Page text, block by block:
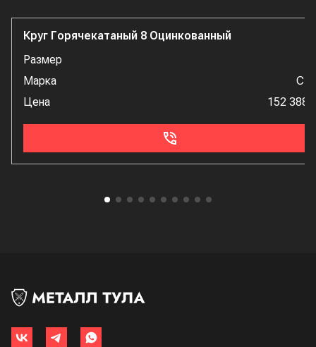
Круг Горячекатаный 8 Оцинкованный
Размер
Марка
Ст3
Цена
152 388 ₽